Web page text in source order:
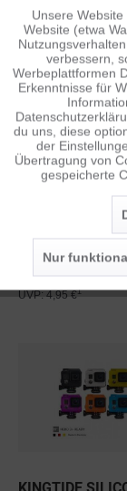
INSTA360 X3
FRAME
UVP: 72,95 €
XSORIES
UVP: 4,95 €1
Funktionale
Tracking
Personalisierung
Service
Unsere
Website (etwa
verbessern,
Werbeplattformen
Erkenntnisse für
du uns, diese
der
Übertragung von
gespeicherte
Nur